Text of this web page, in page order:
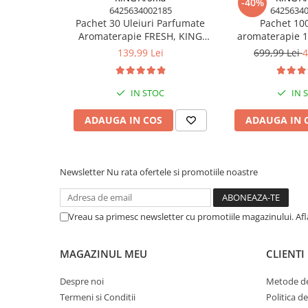
Parfum pentru rufe (Bax/Vrac)
Uleiuri parfumate aromaterapie
6425634002185
Pachet 30 Uleiuri Parfumate
Aromaterapie FRESH, KING
Aroma – Mix Revigorant
139,99 Lei
IN STOC
ADAUGA IN COS
Pachet
aromaterapie
expo – set
699,99 Lei
IN
ADAUGA IN
Newsletter Nu rata ofertele si promotiile noastre
Vreau sa primesc newsletter cu promotiile magazinului.
MAGAZINUL MEU
Despre noi
Termeni si Conditii
CLIENTI
Metode
Politica